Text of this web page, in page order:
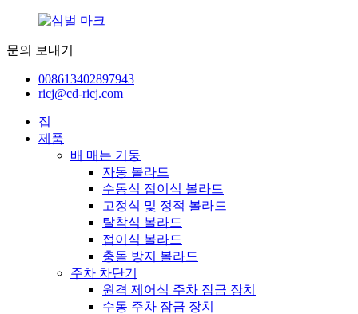
문의 보내기
008613402897943
ricj@cd-ricj.com
집
제품
배 매는 기둥
자동 볼라드
수동식 접이식 볼라드
고정식 및 정적 볼라드
탈착식 볼라드
접이식 볼라드
충돌 방지 볼라드
주차 차단기
원격 제어식 주차 잠금 장치
수동 주차 잠금 장치